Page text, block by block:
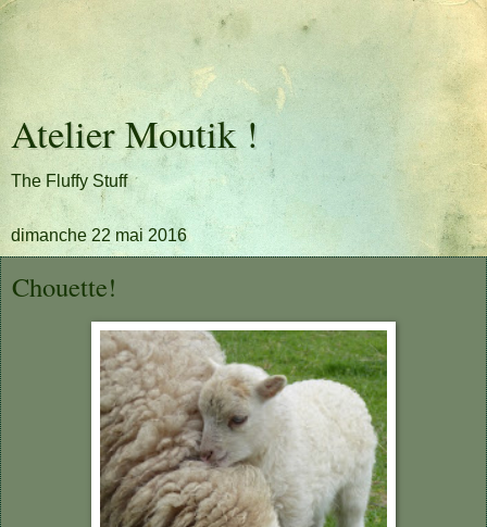
Atelier Moutik !
The Fluffy Stuff
dimanche 22 mai 2016
Chouette!